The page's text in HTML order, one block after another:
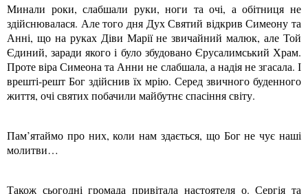
Минали роки, слабшали руки, ноги та очі, а обітниця не
здійснювалася. Але того дня Дух Святий відкрив Симеону та
Анні, що на руках Діви Марії не звичайний малюк, але Той
Єдиний, заради якого і було збудовано Єрусалимський Храм.
Проте віра Симеона та Анни не слабшала, а надія не згасала. І
врешті-решт Бог здійснив їх мрію. Серед звичного буденного
життя, очі святих побачили майбутнє спасіння світу.
Пам’ятаймо про них, коли нам здається, що Бог не чує наші
молитви…
Також сьогодні громада привітала настоятеля о. Сергія та